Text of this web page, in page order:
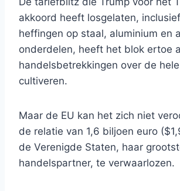
akkoord heeft losgelaten,
heffingen op staal, aluminium en
onderdelen, heeft het blok ertoe
handelsbetrekkingen over de
cultiveren.
Maar de EU kan het zich niet
de relatie van 1,6 biljoen euro
de Verenigde Staten, haar
handelspartner, te verwaarlozen.